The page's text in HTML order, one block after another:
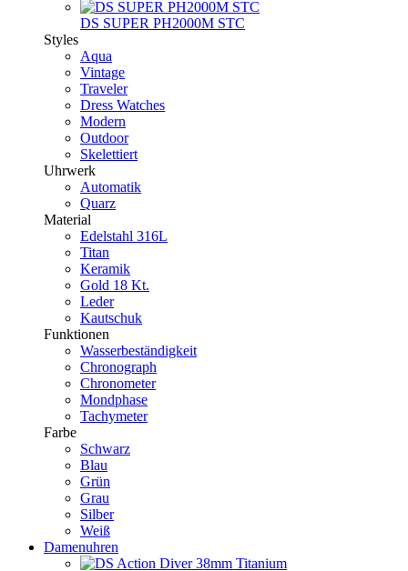
DS SUPER PH2000M STC
Styles
Aqua
Vintage
Traveler
Dress Watches
Modern
Outdoor
Skelettiert
Uhrwerk
Automatik
Quarz
Material
Edelstahl 316L
Titan
Keramik
Gold 18 Kt.
Leder
Kautschuk
Funktionen
Wasserbeständigkeit
Chronograph
Chronometer
Mondphase
Tachymeter
Farbe
Schwarz
Blau
Grün
Grau
Silber
Weiß
Damenuhren